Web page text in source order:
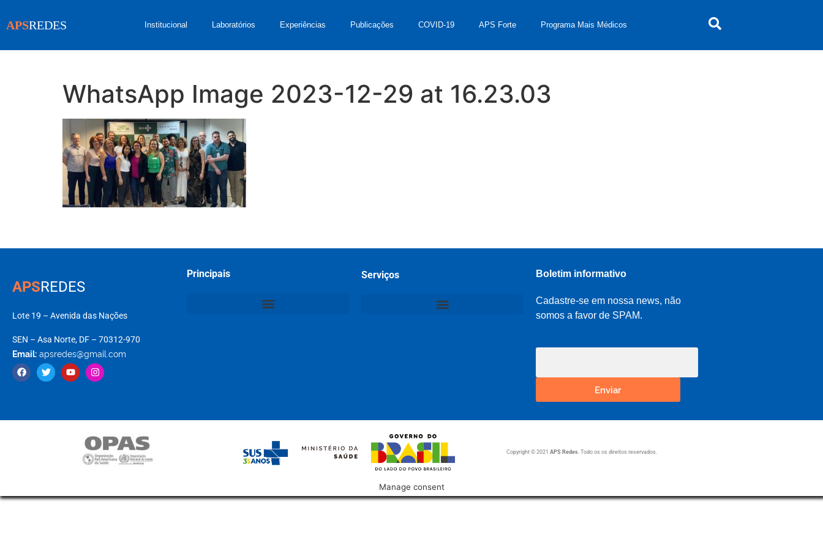
APSREDES Institucional Laboratórios Experiências Publicações COVID-19 APS Forte Programa Mais Médicos
WhatsApp Image 2023-12-29 at 16.23.03
APSREDES
Lote 19 – Avenida das Nações
SEN – Asa Norte, DF – 70312-970
Email: apsredes@gmail.com
Principais Serviços Boletim informativo
Cadastre-se em nossa news, não
somos a favor de SPAM.
Enviar
Copyright © 2021 APS Redes. Todo os os direitos reservados.
Manage consent